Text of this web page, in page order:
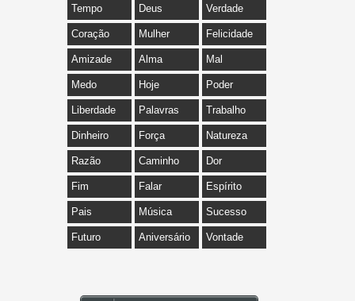
Tempo Deus Verdade
Coração Mulher Felicidade
Amizade Alma Mal
Medo Hoje Poder
Liberdade Palavras Trabalho
Dinheiro Força Natureza
Razão Caminho Dor
Fim Falar Espírito
Pais Música Sucesso
Futuro Aniversário Vontade